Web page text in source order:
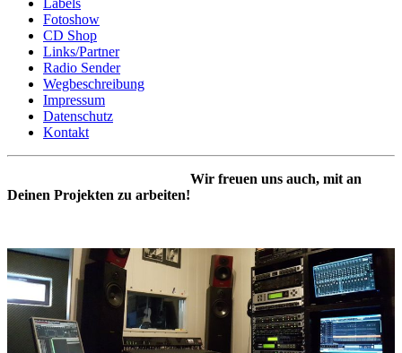
Labels
Fotoshow
CD Shop
Links/Partner
Radio Sender
Wegbeschreibung
Impressum
Datenschutz
Kontakt
Wir freuen uns auch, mit an
Deinen Projekten zu arbeiten!